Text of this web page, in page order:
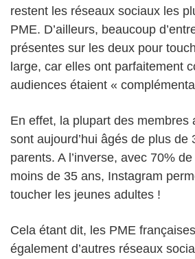
restent les réseaux sociaux les
PME. D’ailleurs, beaucoup
présentes sur les deux pour
large, car elles ont parfaitement
audiences étaient «
En effet, la plupart des membres
sont aujourd’hui âgés de plus de
parents. A l’inverse, avec 70%
moins de 35 ans, Instagram
toucher les jeunes adultes !
Cela étant dit, les PME
également d’autres réseaux